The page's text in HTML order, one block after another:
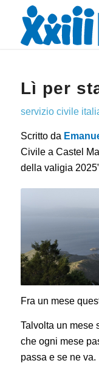
Lì per
servizio civile
Scritto da
Civile a Castel
della valigia
Fra un mese
Talvolta un mese
che ogni mese
passa e se ne va.